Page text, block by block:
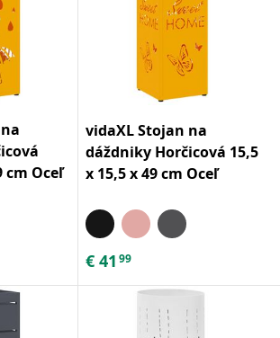
cm Oceľ
vidaXL Stojan na
dáždniky Horčicová 15,5
x 15,5 x 49 cm Oceľ
€ 41 99